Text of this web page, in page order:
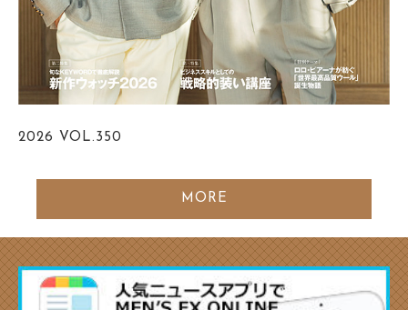
2026 VOL.350
MORE